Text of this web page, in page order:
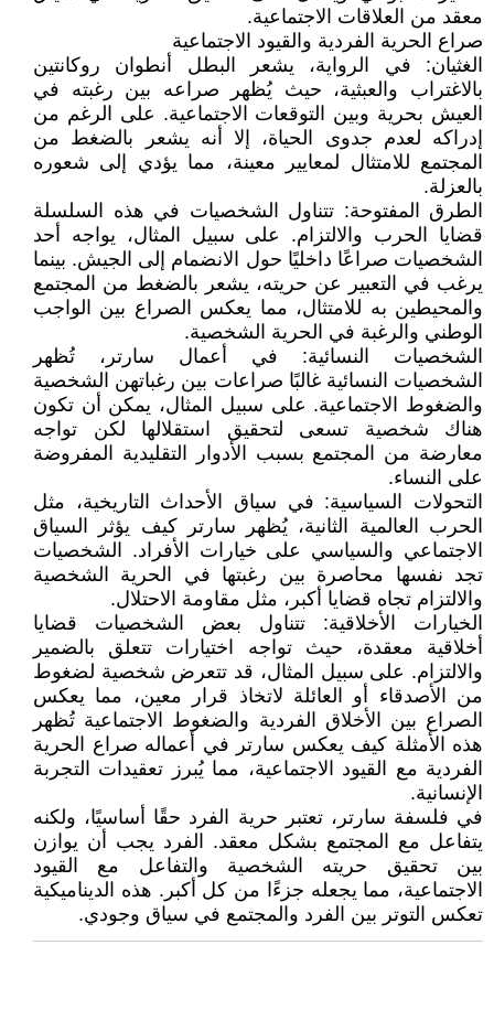
معقد من العلاقات الاجتماعية.
صراع الحرية الفردية والقيود الاجتماعية
الغثيان: في الرواية، يشعر البطل أنطوان روكانتين
بالاغتراب والعبثية، حيث يُظهر صراعه بين رغبته في
العيش بحرية وبين التوقعات الاجتماعية. على الرغم من
إدراكه لعدم جدوى الحياة، إلا أنه يشعر بالضغط من
المجتمع للامتثال لمعايير معينة، مما يؤدي إلى شعوره
بالعزلة.
الطرق المفتوحة: تتناول الشخصيات في هذه السلسلة
قضايا الحرب والالتزام. على سبيل المثال، يواجه أحد
الشخصيات صراعًا داخليًا حول الانضمام إلى الجيش. بينما
يرغب في التعبير عن حريته، يشعر بالضغط من المجتمع
والمحيطين به للامتثال، مما يعكس الصراع بين الواجب
الوطني والرغبة في الحرية الشخصية.
الشخصيات النسائية: في أعمال سارتر، تُظهر
الشخصيات النسائية غالبًا صراعات بين رغباتهن الشخصية
والضغوط الاجتماعية. على سبيل المثال، يمكن أن تكون
هناك شخصية تسعى لتحقيق استقلالها لكن تواجه
معارضة من المجتمع بسبب الأدوار التقليدية المفروضة
على النساء.
التحولات السياسية: في سياق الأحداث التاريخية، مثل
الحرب العالمية الثانية، يُظهر سارتر كيف يؤثر السياق
الاجتماعي والسياسي على خيارات الأفراد. الشخصيات
تجد نفسها محاصرة بين رغبتها في الحرية الشخصية
والالتزام تجاه قضايا أكبر، مثل مقاومة الاحتلال.
الخيارات الأخلاقية: تتناول بعض الشخصيات قضايا
أخلاقية معقدة، حيث تواجه اختيارات تتعلق بالضمير
والالتزام. على سبيل المثال، قد تتعرض شخصية لضغوط
من الأصدقاء أو العائلة لاتخاذ قرار معين، مما يعكس
الصراع بين الأخلاق الفردية والضغوط الاجتماعية تُظهر
هذه الأمثلة كيف يعكس سارتر في أعماله صراع الحرية
الفردية مع القيود الاجتماعية، مما يُبرز تعقيدات التجربة
الإنسانية.
في فلسفة سارتر، تعتبر حرية الفرد حقًا أساسيًا، ولكنه
يتفاعل مع المجتمع بشكل معقد. الفرد يجب أن يوازن
بين تحقيق حريته الشخصية والتفاعل مع القيود
الاجتماعية، مما يجعله جزءًا من كل أكبر. هذه الديناميكية
تعكس التوتر بين الفرد والمجتمع في سياق وجودي.